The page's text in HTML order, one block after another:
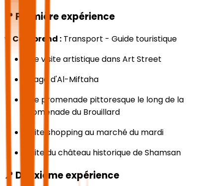
📍 Première expérience
✨ Comprend : Transport - Guide touristique
Une visite artistique dans Art Street
village d'Al-Miftaha
Une promenade pittoresque le long de la
Promenade du Brouillard
Visite shopping au marché du mardi
Visite du château historique de Shamsan
📍 Deuxième expérience